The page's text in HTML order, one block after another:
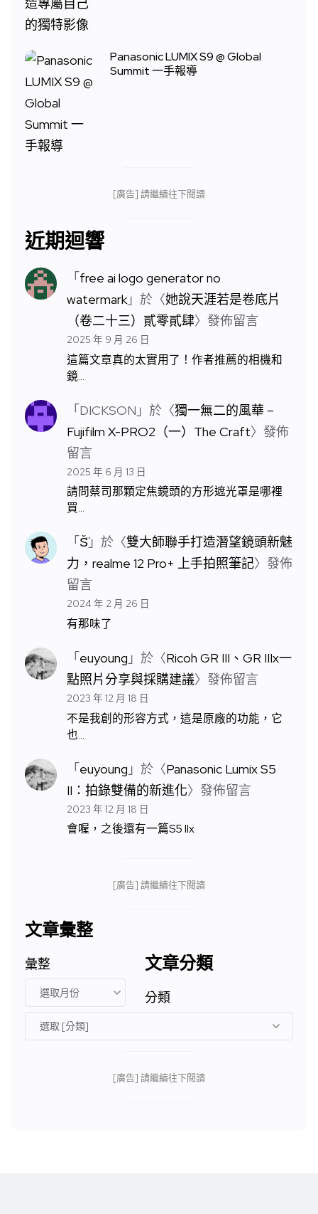
Panasonic LUMIX S9 @ Global
Summit 一手報導
[廣告] 請繼續往下閱讀
近期迴響
「free ai logo generator no
watermark」於〈她說天涯若是卷底片
（卷二十三）貳零貳肆〉發佈留言
2025 年 9 月 26 日
這篇文章真的太實用了！作者推薦的相機和
鏡…
「DICKSON 」於〈獨一無二的風華 –
Fujifilm X-PRO2（一）The Craft〉發佈
留言
2025 年 6 月 13 日
請問蔡司那顆定焦鏡頭的方形遮光罩是哪裡
買…
「S̆̈」於〈雙大師聯手打造潛望鏡頭新魅
力，realme 12 Pro+ 上手拍照筆記〉發佈
留言
2024 年 2 月 26 日
有那味了
「euyoung 」於〈Ricoh GR III、GR IIIx一
點照片分享與採購建議〉發佈留言
2023 年 12 月 18 日
不是我創的形容方式，這是原廠的功能，它
也…
「euyoung 」於〈Panasonic Lumix S5
II：拍錄雙備的新進化〉發佈留言
2023 年 12 月 18 日
會喔，之後還有一篇S5 IIx
[廣告] 請繼續往下閱讀
文章彙整
彙整 文章分類
分類
[廣告] 請繼續往下閱讀